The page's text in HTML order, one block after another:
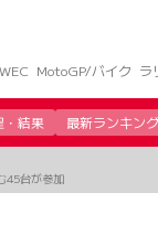
MotoGP/バイク ラ
・結果 最新ランキング
45台が参加